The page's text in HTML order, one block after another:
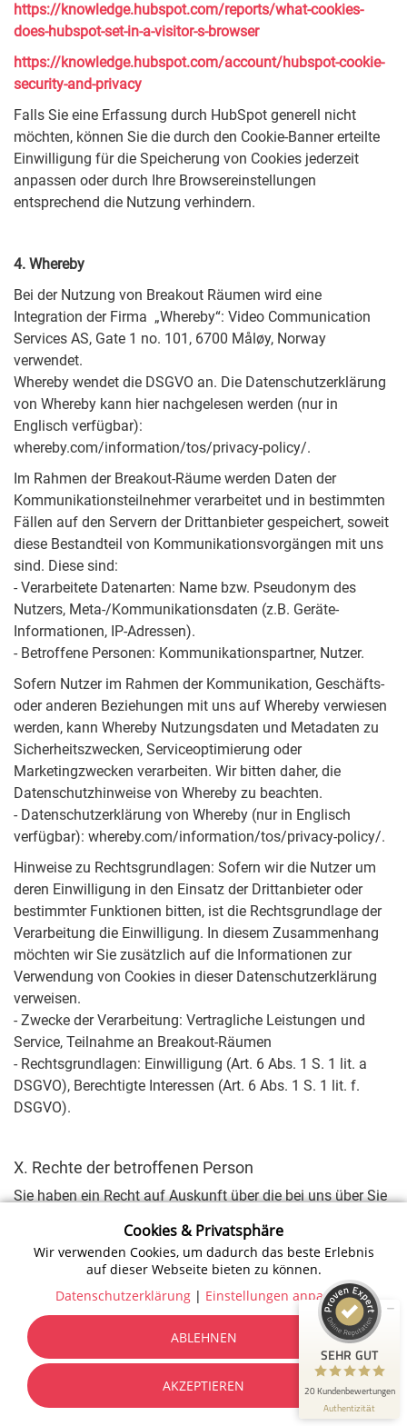
https://knowledge.hubspot.com/reports/what-cookies-
does-hubspot-set-in-a-visitor-s-browser
https://knowledge.hubspot.com/account/hubspot-cookie-
security-and-privacy
Falls Sie eine Erfassung durch HubSpot generell nicht
möchten, können Sie die durch den Cookie-Banner erteilte
Einwilligung für die Speicherung von Cookies jederzeit
anpassen oder durch Ihre Browsereinstellungen
entsprechend die Nutzung verhindern.
4. Whereby
Bei der Nutzung von Breakout Räumen wird eine
Integration der Firma „Whereby“: Video Communication
Services AS, Gate 1 no. 101, 6700 Måløy, Norway
verwendet.
Whereby wendet die DSGVO an. Die Datenschutzerklärung
von Whereby kann hier nachgelesen werden (nur in
Englisch verfügbar):
whereby.com/information/tos/privacy-policy/.
Im Rahmen der Breakout-Räume werden Daten der
Kommunikationsteilnehmer verarbeitet und in bestimmten
Fällen auf den Servern der Drittanbieter gespeichert, soweit
diese Bestandteil von Kommunikationsvorgängen mit uns
sind. Diese sind:
- Verarbeitete Datenarten: Name bzw. Pseudonym des
Nutzers, Meta-/Kommunikationsdaten (z.B. Geräte-
Informationen, IP-Adressen).
- Betroffene Personen: Kommunikationspartner, Nutzer.
Sofern Nutzer im Rahmen der Kommunikation, Geschäfts-
oder anderen Beziehungen mit uns auf Whereby verwiesen
werden, kann Whereby Nutzungsdaten und Metadaten zu
Sicherheitszwecken, Serviceoptimierung oder
Marketingzwecken verarbeiten. Wir bitten daher, die
Datenschutzhinweise von Whereby zu beachten.
- Datenschutzerklärung von Whereby (nur in Englisch
verfügbar): whereby.com/information/tos/privacy-policy/.
Hinweise zu Rechtsgrundlagen: Sofern wir die Nutzer um
deren Einwilligung in den Einsatz der Drittanbieter oder
bestimmter Funktionen bitten, ist die Rechtsgrundlage der
Verarbeitung die Einwilligung. In diesem Zusammenhang
möchten wir Sie zusätzlich auf die Informationen zur
Verwendung von Cookies in dieser Datenschutzerklärung
verweisen.
- Zwecke der Verarbeitung: Vertragliche Leistungen und
Service, Teilnahme an Breakout-Räumen
- Rechtsgrundlagen: Einwilligung (Art. 6 Abs. 1 S. 1 lit. a
DSGVO), Berechtigte Interessen (Art. 6 Abs. 1 S. 1 lit. f.
DSGVO).
X. Rechte der betroffenen Person
Sie haben ein Recht auf Auskunft über die bei uns über Sie
gesetzlichen Bestimmungen haben Sie ebenfalls ein Recht
auf Berichtigung unrichtiger Daten, Sperrung,
personenbezogenen Daten. Senden Sie hierzu eine E-Mail
an uns mit dem Betreff "Datenschutz".
Sie haben ebenfalls ein Recht auf Beschwerde bei einer
Datenschutz-Aufsichtsbehörde, sofern Sie der Ansicht sind,
dass eine Verarbeitung der Sie betreffenden
Cookies & Privatsphäre
Wir verwenden Cookies, um dadurch das beste Erlebnis
auf dieser Webseite bieten zu können.
Datenschutzerklärung | Einstellungen anpassen
ABLEHNEN
AKZEPTIEREN
SEHR GUT
20 Kundenbewertungen
Authentizität
ticketareo
100%
ProvenExpert.com
SEHR GUT
8
Bewertungen auf
ProvenExpert.com
Bewertungen von 3
anderen Quellen